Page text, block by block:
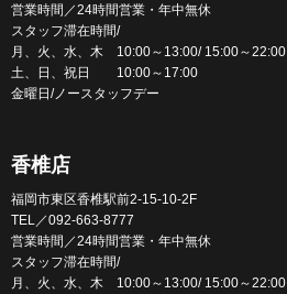
営業時間／24時間営業・年中無休
スタッフ滞在時間/
月、火、水、木 10:00～13:00/ 15:00～22:00
土、日、祝日 10:00～17:00
金曜日/ノースタッフデー
香椎店
福岡市東区香椎駅前2-15-10-2F
TEL／092-663-8777
営業時間／24時間営業・年中無休
スタッフ滞在時間/
月、火、水、木 10:00～13:00/ 15:00～22:00